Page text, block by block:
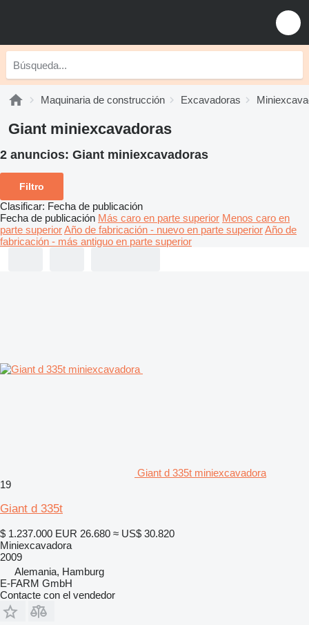
Maquinaria de construcción Excavadoras
Giant miniexcavadoras
2 anuncios: Giant miniexcavadoras
Filtro
Clasificar: Fecha de publicación
Fecha de publicación Más caro en parte superior Menos caro en
parte superiorAño de fabricación - nuevo en parte superiorAño de
fabricación - más antiguo en parte superior
Giant d 335t miniexcavadora
19
Giant d 335t
$ 1.237.000 EUR 26.680 ≈ US$ 30.820
Miniexcavadora
2009
Alemania, Hamburg
E-FARM GmbH
Contacte con el vendedor